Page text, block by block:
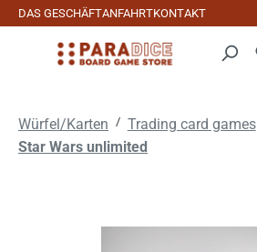
Zum Hauptinhalt springen
DAS GESCHÄFTANFAHRTKONTAKT
Würfel/Karten / Trading card games
Star Wars unlimited